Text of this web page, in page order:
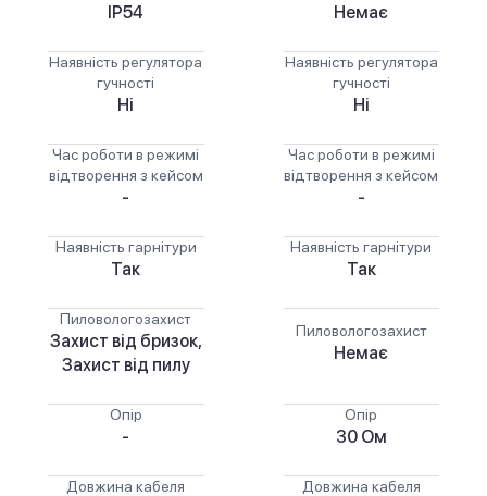
IP54
Наявність регулятора
гучності
Ні
Час роботи в режимі
відтворення з кейсом
-
Наявність гарнітури
Так
Пиловологозахист
Захист від бризок,
Захист від пилу
Опір
-
Довжина кабеля
Немає
Наявність регулятора
гучності
Ні
Час роботи в режимі
відтворення з кейсом
-
Наявність гарнітури
Так
Пиловологозахист
Немає
Опір
30 Ом
Довжина кабеля